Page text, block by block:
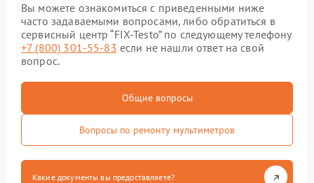
Вы можете ознакомиться с приведенными ниже
часто задаваемыми вопросами, либо обратиться в
сервисный центр “FIX-Testo” по следующему телефону
+7 (800) 301-55-83 если не нашли ответ на свой
вопрос.
Общие вопросы
Вопросы по ремонту мультиметров
Какие документы вы предоставляете?